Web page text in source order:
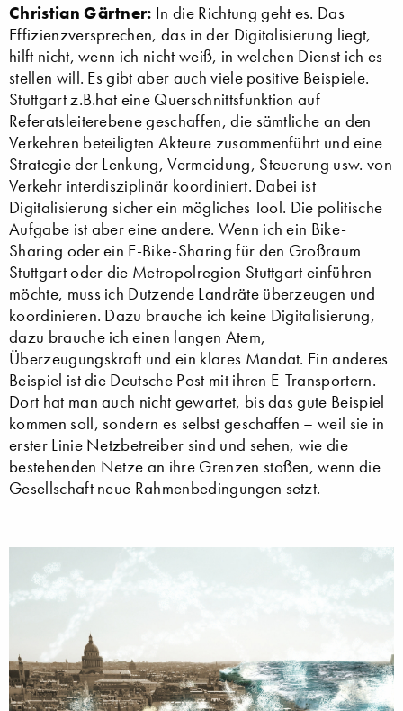
Christian Gärtner: In die Richtung geht es. Das
Effizienzversprechen, das in der Digitalisierung liegt,
hilft nicht, wenn ich nicht weiß, in welchen Dienst ich es
stellen will. Es gibt aber auch viele positive Beispiele.
Stuttgart z.B.hat eine Querschnittsfunktion auf
Referatsleiterebene geschaffen, die sämtliche an den
Verkehren beteiligten Akteure zusammenführt und eine
Strategie der Lenkung, Vermeidung, Steuerung usw. von
Verkehr interdisziplinär koordiniert. Dabei ist
Digitalisierung sicher ein mögliches Tool. Die politische
Aufgabe ist aber eine andere. Wenn ich ein Bike-
Sharing oder ein E-Bike-Sharing für den Großraum
Stuttgart oder die Metropolregion Stuttgart einführen
möchte, muss ich Dutzende Landräte überzeugen und
koordinieren. Dazu brauche ich keine Digitalisierung,
dazu brauche ich einen langen Atem,
Überzeugungskraft und ein klares Mandat. Ein anderes
Beispiel ist die Deutsche Post mit ihren E-Transportern.
Dort hat man auch nicht gewartet, bis das gute Beispiel
kommen soll, sondern es selbst geschaffen – weil sie in
erster Linie Netzbetreiber sind und sehen, wie die
bestehenden Netze an ihre Grenzen stoßen, wenn die
Gesellschaft neue Rahmenbedingungen setzt.